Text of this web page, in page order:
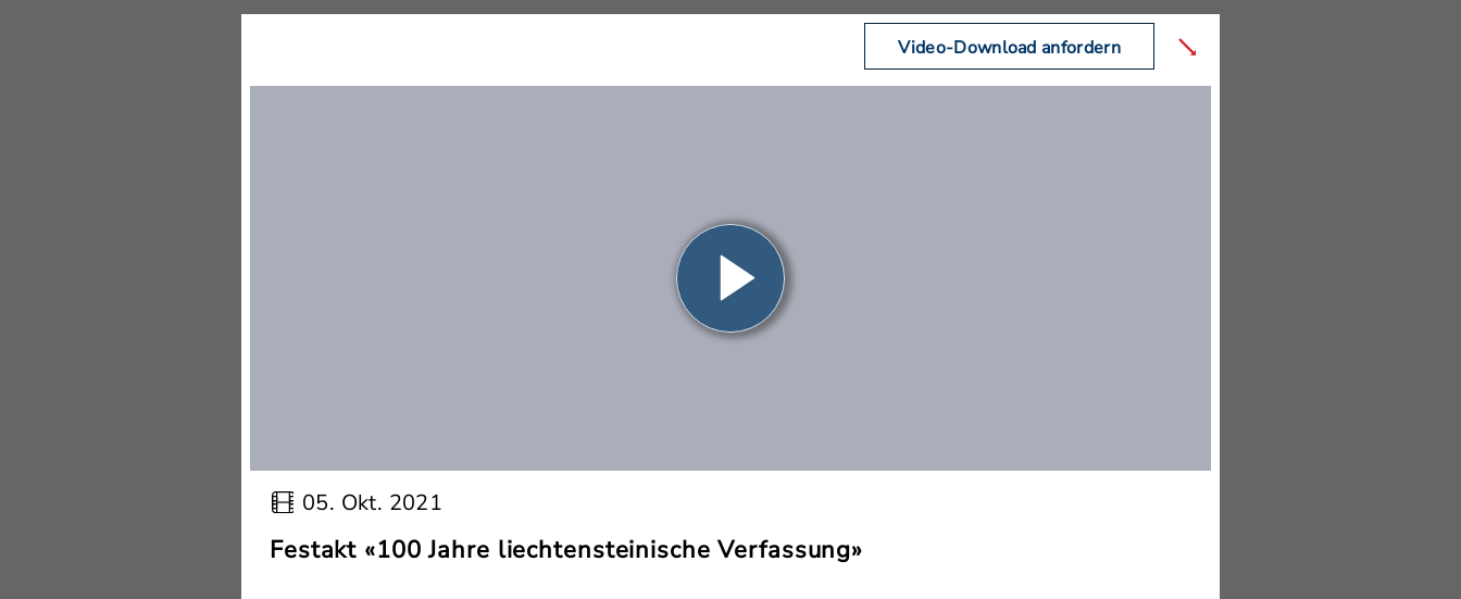
Video-Download anfordern
05. Okt. 2021
Festakt «100 Jahre liechtensteinische Verfassung»